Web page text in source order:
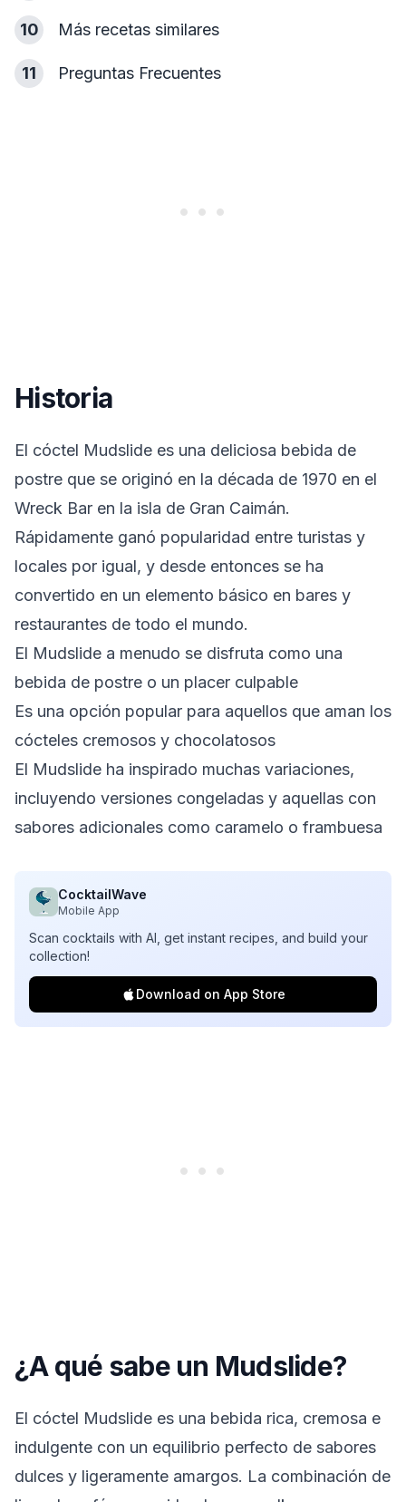
10 Más recetas similares
11 Preguntas Frecuentes
Historia
El cóctel Mudslide es una deliciosa bebida de
postre que se originó en la década de 1970 en el
Wreck Bar en la isla de Gran Caimán.
Rápidamente ganó popularidad entre turistas y
locales por igual, y desde entonces se ha
convertido en un elemento básico en bares y
restaurantes de todo el mundo.
El Mudslide a menudo se disfruta como una
bebida de postre o un placer culpable
Es una opción popular para aquellos que aman los
cócteles cremosos y chocolatosos
El Mudslide ha inspirado muchas variaciones,
incluyendo versiones congeladas y aquellas con
sabores adicionales como caramelo o frambuesa
CocktailWave
Mobile App
Scan cocktails with AI, get instant recipes, and build your
collection!
Download on App Store
¿A qué sabe un Mudslide?
El cóctel Mudslide es una bebida rica, cremosa e
indulgente con un equilibrio perfecto de sabores
dulces y ligeramente amargos. La combinación de